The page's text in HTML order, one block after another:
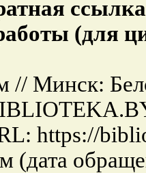
(для
// Минск:
https://
(дата